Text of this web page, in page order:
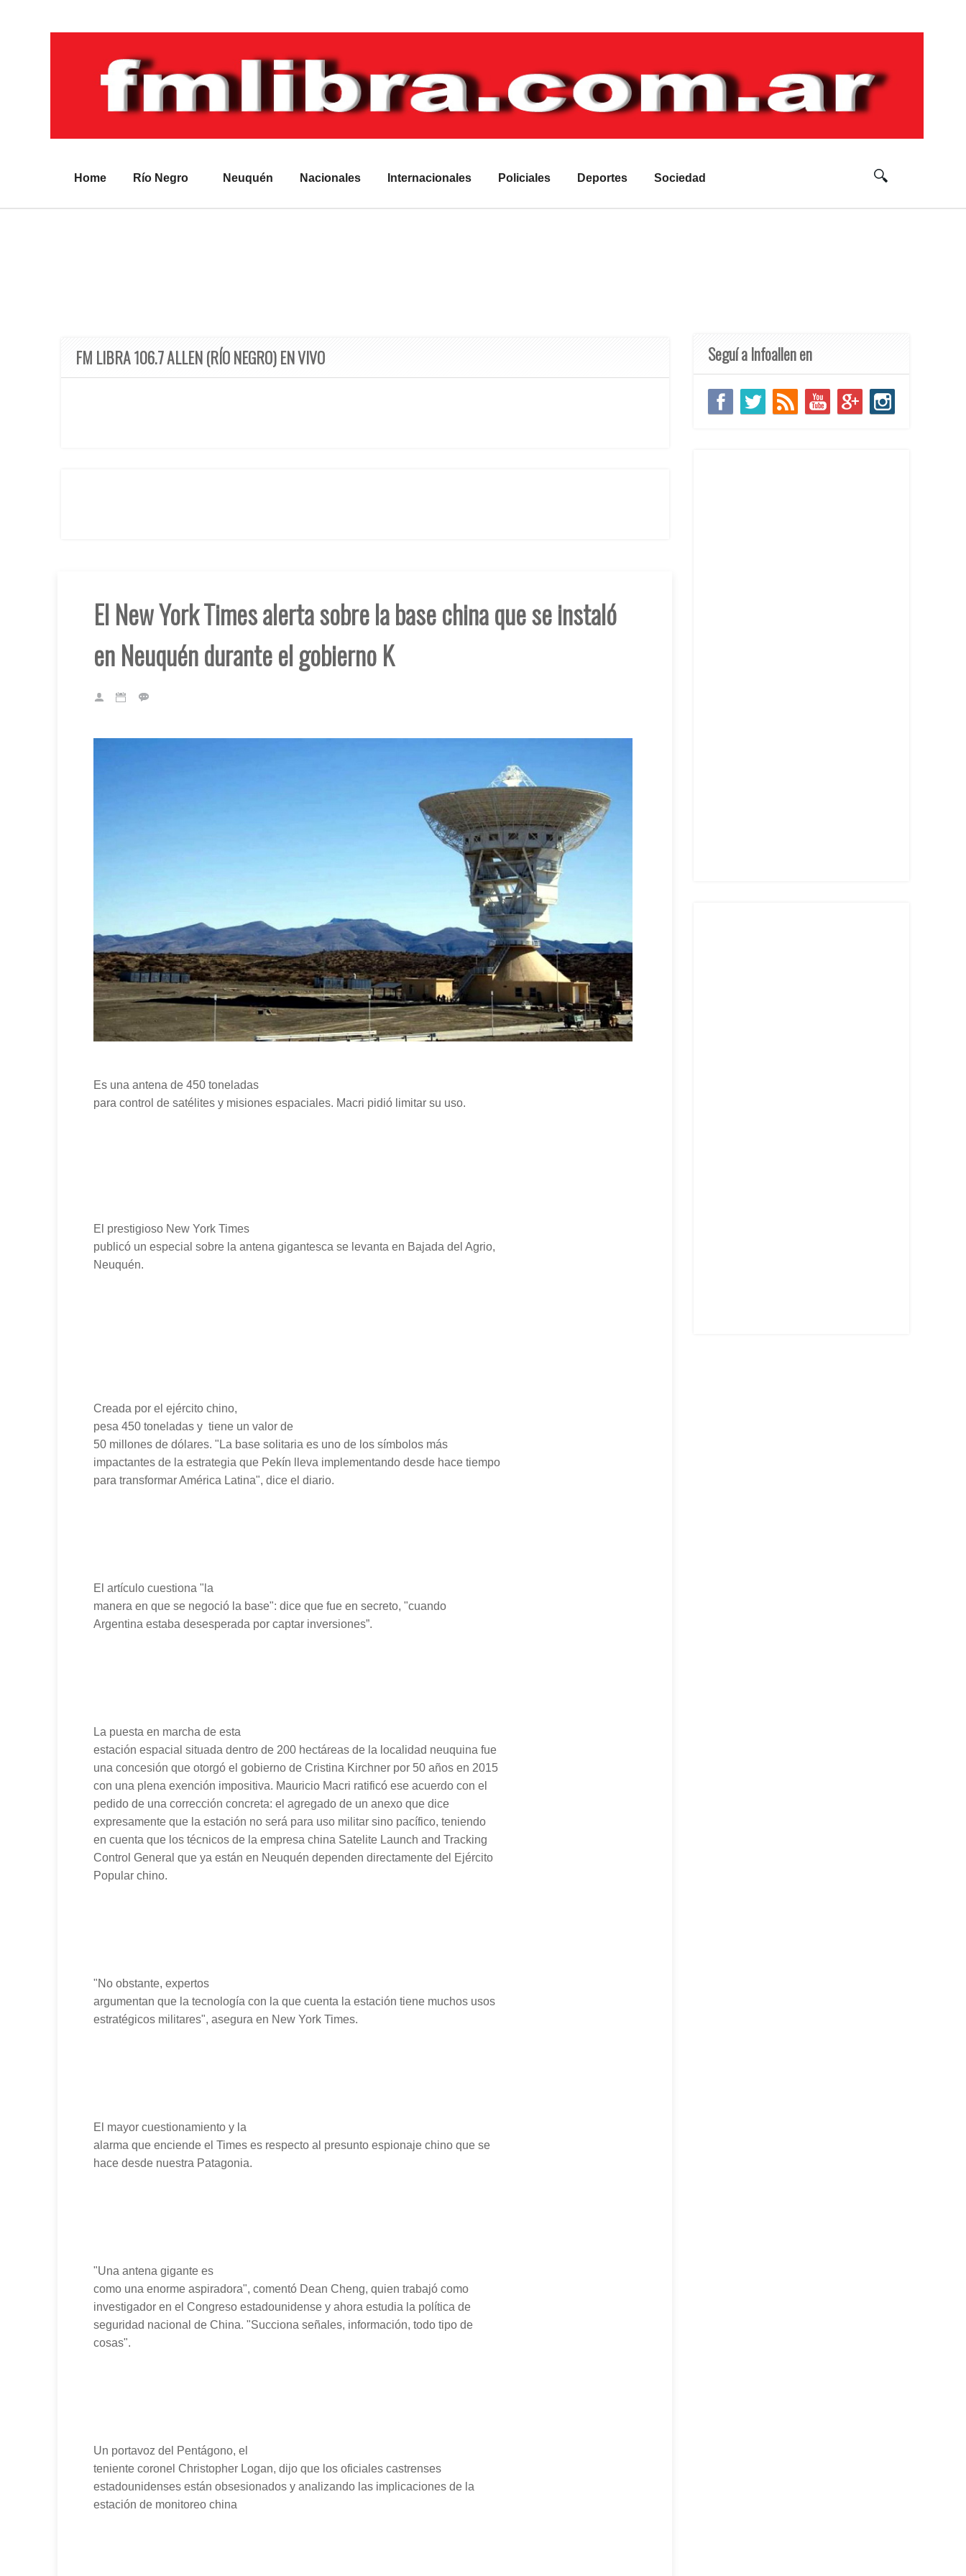
Home Río Negro Neuquén Nacionales Internacionales Policiales Deportes Sociedad
FM LIBRA 106.7 ALLEN (RÍO NEGRO) EN VIVO
El New York Times alerta sobre la base china que se instaló
en Neuquén durante el gobierno K
Es una antena de 450 toneladas
para control de satélites y misiones espaciales. Macri pidió limitar su uso.
El prestigioso New York Times
publicó un especial sobre la antena gigantesca se levanta en Bajada del Agrio,
Neuquén.
Creada por el ejército chino,
pesa 450 toneladas y tiene un valor de
50 millones de dólares. "La base solitaria es uno de los símbolos más
impactantes de la estrategia que Pekín lleva implementando desde hace tiempo
para transformar América Latina", dice el diario.
El artículo cuestiona "la
manera en que se negoció la base": dice que fue en secreto, "cuando
Argentina estaba desesperada por captar inversiones”.
La puesta en marcha de esta
estación espacial situada dentro de 200 hectáreas de la localidad neuquina fue
una concesión que otorgó el gobierno de Cristina Kirchner por 50 años en 2015
con una plena exención impositiva. Mauricio Macri ratificó ese acuerdo con el
pedido de una corrección concreta: el agregado de un anexo que dice
expresamente que la estación no será para uso militar sino pacífico, teniendo
en cuenta que los técnicos de la empresa china Satelite Launch and Tracking
Control General que ya están en Neuquén dependen directamente del Ejército
Popular chino.
"No obstante, expertos
argumentan que la tecnología con la que cuenta la estación tiene muchos usos
estratégicos militares", asegura en New York Times.
El mayor cuestionamiento y la
alarma que enciende el Times es respecto al presunto espionaje chino que se
hace desde nuestra Patagonia.
"Una antena gigante es
como una enorme aspiradora", comentó Dean Cheng, quien trabajó como
investigador en el Congreso estadounidense y ahora estudia la política de
seguridad nacional de China. "Succiona señales, información, todo tipo de
cosas".
Un portavoz del Pentágono, el
teniente coronel Christopher Logan, dijo que los oficiales castrenses
estadounidenses están obsesionados y analizando las implicaciones de la
estación de monitoreo china
Seguí a Infoallen en